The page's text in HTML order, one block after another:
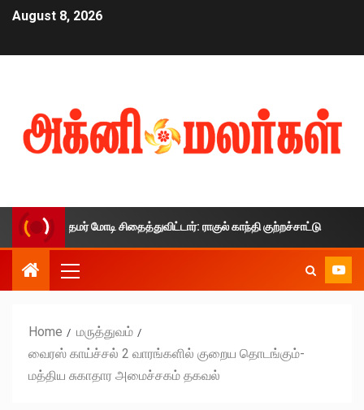
August 8, 2026
பிரதமர் மோடி சிதைத்துவிட்டார்: ராகுல் காந்தி குற்றச்சாட்டு
Home
மருத்துவம்
வைரஸ் காய்ச்சல் 2 வாரங்களில் குறைய தொடங்கும்-
மத்திய சுகாதார அமைச்சகம் தகவல்